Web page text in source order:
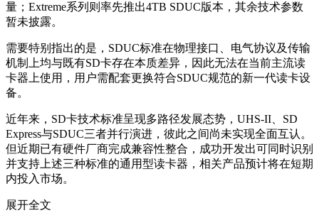
量；Extreme系列则率先推出4TB SDUC版本，其余技术参数
暂未披露。
需要特别指出的是，SDUC标准在物理接口、电气协议及传输
机制上均与既有SD卡存在本质差异，因此无法在当前主流读
卡器上使用，用户需配套更换符合SDUC规范的新一代读卡设
备。
近年来，SD卡技术标准呈现多路径发展态势，UHS-II、SD
Express与SDUC三者并行演进，彼此之间尚未实现全面互认。
但近期已有硬件厂商完成兼容性整合，成功开发出可同时识别
并支持上述三种标准的通用型读卡器，相关产品预计将在短期
内投入市场。
展开全文